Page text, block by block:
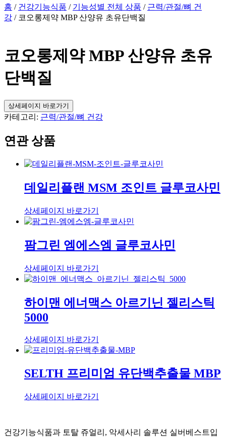
홈 / 건강기능식품 / 기능성별 전체 상품 / 근력/관절/뼈 건
강 / 코오롱제약 MBP 산양유 초유단백질
코오롱제약 MBP 산양유 초유
단백질
상세페이지 바로가기
카테고리: 근력/관절/뼈 건강
연관 상품
데일리플랜 MSM 조인트 글루코사민
상세페이지 바로가기
팜그린 엠에스엠 글루코사민
상세페이지 바로가기
하이맨 에너맥스 아르기닌 젤리스틱
5000
상세페이지 바로가기
SELTH 프리미엄 유단백추출물 MBP
상세페이지 바로가기
건강기능식품과 토탈 쥬얼리, 악세사리 솔루션 실버베스트입